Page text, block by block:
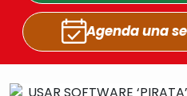
Agenda una